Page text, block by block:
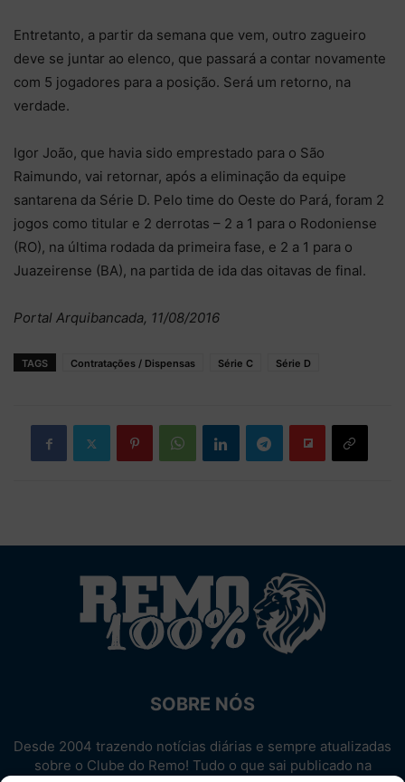
Entretanto, a partir da semana que vem, outro zagueiro
deve se juntar ao elenco, que passará a contar novamente
com 5 jogadores para a posição. Será um retorno, na
verdade.
Igor João, que havia sido emprestado para o São
Raimundo, vai retornar, após a eliminação da equipe
santarena da Série D. Pelo time do Oeste do Pará, foram 2
jogos como titular e 2 derrotas – 2 a 1 para o Rodoniense
(RO), na última rodada da primeira fase, e 2 a 1 para o
Juazeirense (BA), na partida de ida das oitavas de final.
Portal Arquibancada, 11/08/2016
TAGS Contratações / Dispensas Série C Série D
SOBRE NÓS
Desde 2004 trazendo notícias diárias e sempre atualizadas
sobre o Clube do Remo! Tudo o que sai publicado na